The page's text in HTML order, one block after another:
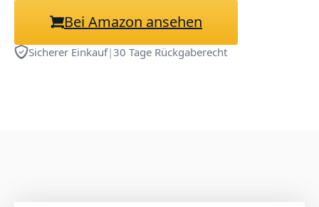
Bei Amazon ansehen
Sicherer Einkauf|30 Tage Rückgaberecht